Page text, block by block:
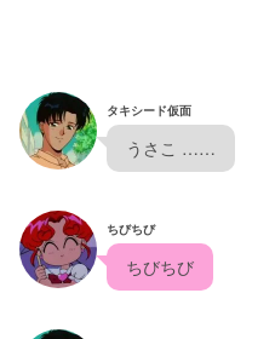
タキシード仮面
  うさこ ……
ちびちび
  ちびちび